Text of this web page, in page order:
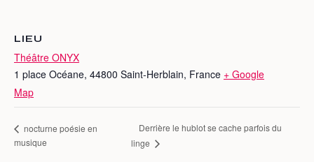
LIEU
Théâtre ONYX
1 place Océane, 44800 Saint-Herblain, France + Google
Map
nocturne poésie en
musique
Derrière le hublot se cache parfois du
linge